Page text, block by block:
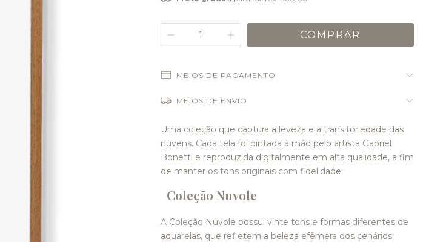
MEIOS DE PAGAMENTO
MEIOS DE ENVIO
Uma coleção que captura a leveza e a transitoriedade das
nuvens. Cada tela foi pintada à mão pelo artista Gabriel
Bonetti e reproduzida digitalmente em alta qualidade, a fim
de manter os tons originais com fidelidade.
Coleção Nuvole
A Coleção Nuvole possui vinte tons e formas diferentes de
aquarelas, que refletem a beleza efêmera dos cenários